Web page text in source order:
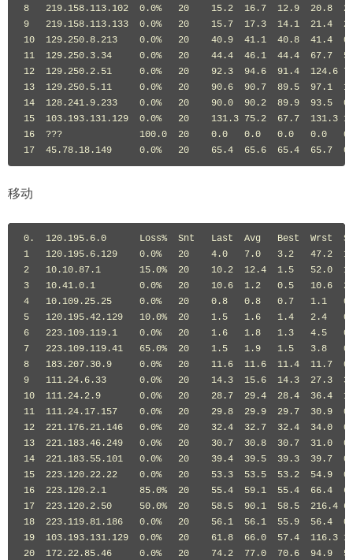
8   219.158.113.102  0.0%   20    15.2  16.7  12.9  20.8  2.3
9   219.158.113.133  0.0%   20    15.7  17.3  14.1  21.4  2.4
10  129.250.8.213    0.0%   20    40.9  41.1  40.8  41.4
11  129.250.3.34     0.0%   20    44.4  46.1  44.4  67.7
12  129.250.2.51     0.0%   20    92.3  94.6  91.4  124.6
13  129.250.5.11     0.0%   20    90.6  90.7  89.5  97.1
14  128.241.9.233    0.0%   20    90.0  90.2  89.9  93.5
15  103.193.131.129  0.0%   20    131.3 75.2  67.7  131.3
16  ???              100.0  20    0.0   0.0   0.0   0.0
17  45.78.18.149     0.0%   20    65.4  65.6  65.4  65.7  0.0
移动
0.  120.195.6.0      Loss%  Snt   Last  Avg   Best  Wrst
1   120.195.6.129    0.0%   20    4.0   7.0   3.2   47.2  10.4
2   10.10.87.1       15.0%  20    10.2  12.4  1.5   52.0
3   10.41.0.1        0.0%   20    10.6  1.2   0.5   10.6
4   10.109.25.25     0.0%   20    0.8   0.8   0.7   1.1
5   120.195.42.129   10.0%  20    1.5   1.6   1.4   2.4   0.0
6   223.109.119.1    0.0%   20    1.6   1.8   1.3   4.5   0.8
7   223.109.119.41   65.0%  20    1.5   1.9   1.5   3.8   0.7
8   183.207.30.9     0.0%   20    11.6  11.6  11.4  11.7  0.0
9   111.24.6.33      0.0%   20    14.3  15.6  14.3  27.3  3.3
10  111.24.2.9       0.0%   20    28.7  29.4  28.4  36.4  1.9
11  111.24.17.157    0.0%   20    29.8  29.9  29.7  30.9  0.0
12  221.176.21.146   0.0%   20    32.4  32.7  32.4  34.0
13  221.183.46.249   0.0%   20    30.7  30.8  30.7  31.0
14  221.183.55.101   0.0%   20    39.4  39.5  39.3  39.7
15  223.120.22.22    0.0%   20    53.3  53.5  53.2  54.9
16  223.120.2.1      85.0%  20    55.4  59.1  55.4  66.4  6.2
17  223.120.2.50     50.0%  20    58.5  90.1  58.5  216.4
18  223.119.81.186   0.0%   20    56.1  56.1  55.9  56.4
19  103.193.131.129  0.0%   20    61.8  66.0  57.4  116.3
20  172.22.85.46     0.0%   20    74.2  77.0  70.6  94.9